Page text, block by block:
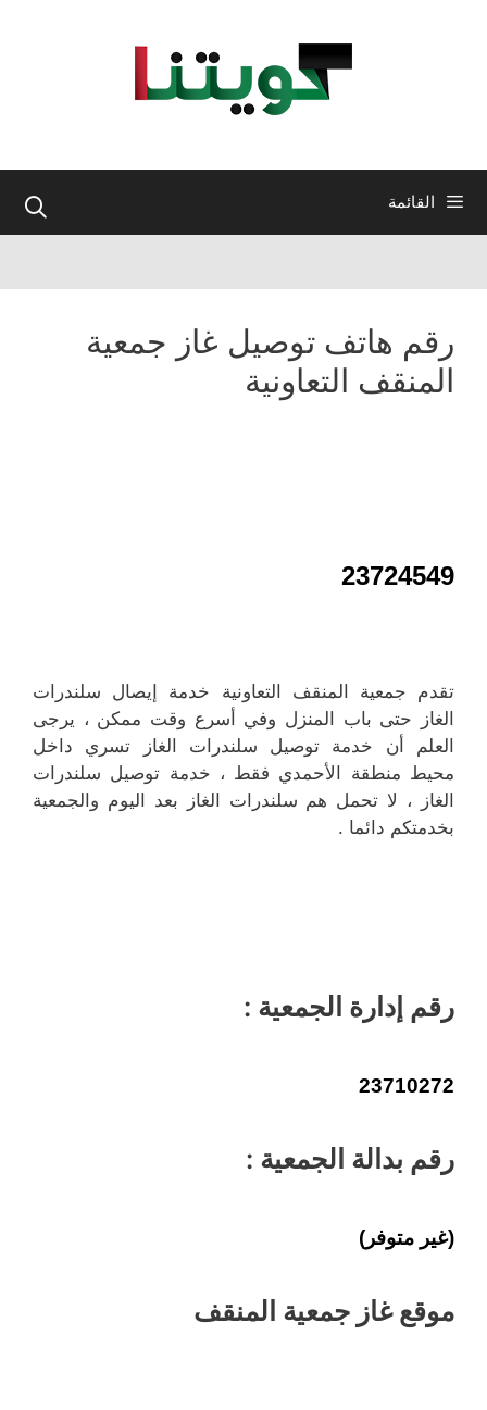
القائمة
رقم هاتف توصيل غاز جمعية
المنقف التعاونية
23724549
تقدم جمعية المنقف التعاونية خدمة إيصال سلندرات
الغاز حتى باب المنزل وفي أسرع وقت ممكن ، يرجى
العلم أن خدمة توصيل سلندرات الغاز تسري داخل
محيط منطقة الأحمدي فقط ، خدمة توصيل سلندرات
الغاز ، لا تحمل هم سلندرات الغاز بعد اليوم والجمعية
بخدمتكم دائما .
رقم إدارة الجمعية :
23710272
رقم بدالة الجمعية :
(غير متوفر)
موقع غاز جمعية المنقف